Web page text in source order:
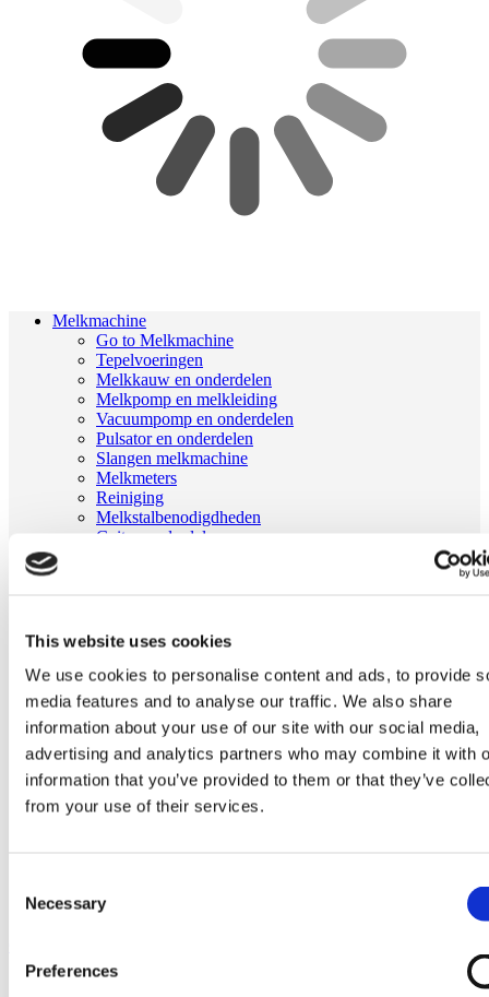
This website uses cookies
We use cookies to personalise content and ads, to provide
media features and to analyse our traffic. We also share
information about your use of our site with our social media,
advertising and analytics partners who may combine it with
information that you’ve provided to them or that they’ve
from your use of their services.
Selection
Necessary
Preferences
Melkmachine
Go to Melkmachine
Tepelvoeringen
Melkkauw en onderdelen
Melkpomp en melkleiding
Vacuumpomp en onderdelen
Pulsator en onderdelen
Slangen melkmachine
Melkmeters
Reiniging
Melkstalbenodigdheden
Geiten onderdelen
Melkrobot
DeLaval VMS Melkrobot
GEA MIone
Stal benodigdheden
Go to Stal benodigdheden
Koeborstel
Ambic onderdelen
Minimelkers
stalartikelen
Skelex
Melkklauw freeway